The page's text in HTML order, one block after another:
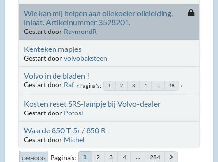
Wie kan mij helpen aan oliekoeler olieleiding,
inlaat. Artikelnummer 3528201.
Gestart door RaymondR
Kenteken mapjes
Gestart doorvolvobaksteen
Volvo in de bladen !
Gestart door Raf Pagina's 1 2 3 4 18
Kosten reset SRS-lampje bij Volvo-dealer
Gestart door Potosi
Waarde 850 T-5r / 850 R
Gestart door Michel
OMHOOG Pagina's 1 2 3 4 ... 284